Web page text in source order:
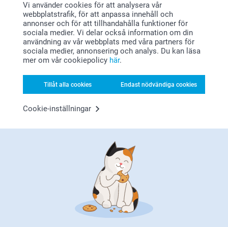
Vi använder cookies för att analysera vår
webbplatstrafik, för att anpassa innehåll och
annonser och för att tillhandahålla funktioner för
sociala medier. Vi delar också information om din
användning av vår webbplats med våra partners för
sociala medier, annonsering och analys. Du kan läsa
mer om vår cookiepolicy här.
Tillåt alla cookies Endast nödvändiga cookies
Cookie-inställningar
Registrera dig till vårt nyhetsbrev
Ange din e-postadress här
Genom att prenumerera på vårt nyhetsbrev får du den senaste
informationen om våra produkter och specialerbjudanden. Det